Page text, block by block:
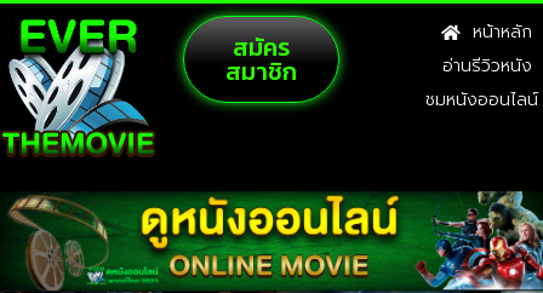
สมัคร
สมาชิก
หน้าหลัก
อ่านรีวิวหนัง
ชมหนังออนไลน์